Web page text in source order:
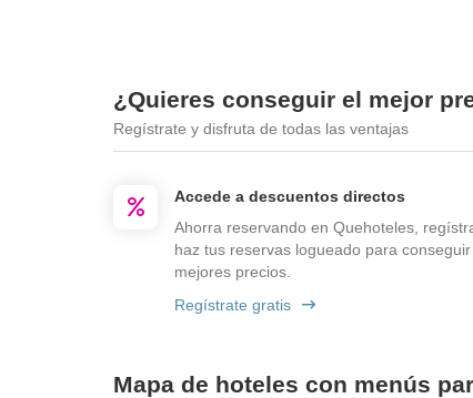
¿Quieres conseguir el mejor
Regístrate y disfruta de todas las ventajas
Accede a descuentos directos
Ahorra reservando en Quehoteles,
haz tus reservas logueado para
mejores precios.
Regístrate gratis
Mapa de hoteles con menús